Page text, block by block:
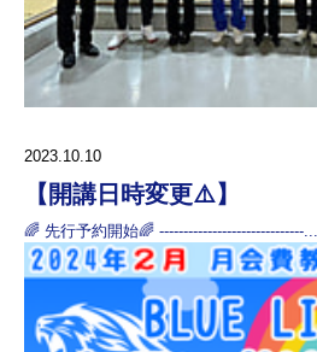
2023.10.10
【開講日時変更⚠️】
🌈 先行予約開始🌈 ------------------------------...